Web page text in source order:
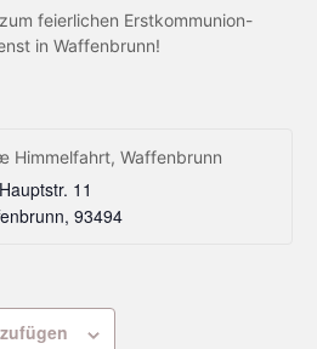
feierlichen Erstkommunion-
in Waffenbrunn!
Himmelfahrt, Waffenbrunn
Hauptstr. 11
, 93494